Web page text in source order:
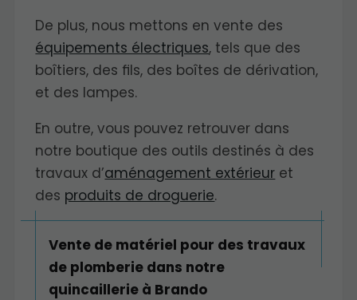
De plus, nous mettons en vente des
équipements électriques, tels que des
boîtiers, des fils, des boîtes de dérivation,
et des lampes.
En outre, vous pouvez retrouver dans
notre boutique des outils destinés à des
travaux d’aménagement extérieur et
des produits de droguerie.
Vente de matériel pour des travaux
de plomberie dans notre
quincaillerie à Brando